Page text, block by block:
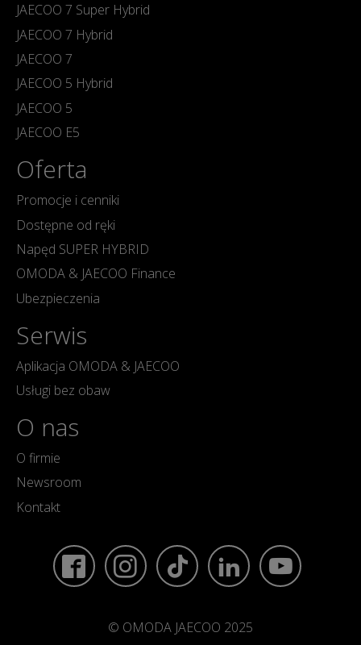
JAECOO 7 Super Hybrid
JAECOO 7 Hybrid
JAECOO 7
JAECOO 5 Hybrid
JAECOO 5
JAECOO E5
Oferta
Promocje i cenniki
Dostępne od ręki
Napęd SUPER HYBRID
OMODA & JAECOO Finance
Ubezpieczenia
Serwis
Aplikacja OMODA & JAECOO
Usługi bez obaw
O nas
O firmie
Newsroom
Kontakt
© OMODA JAECOO 2025